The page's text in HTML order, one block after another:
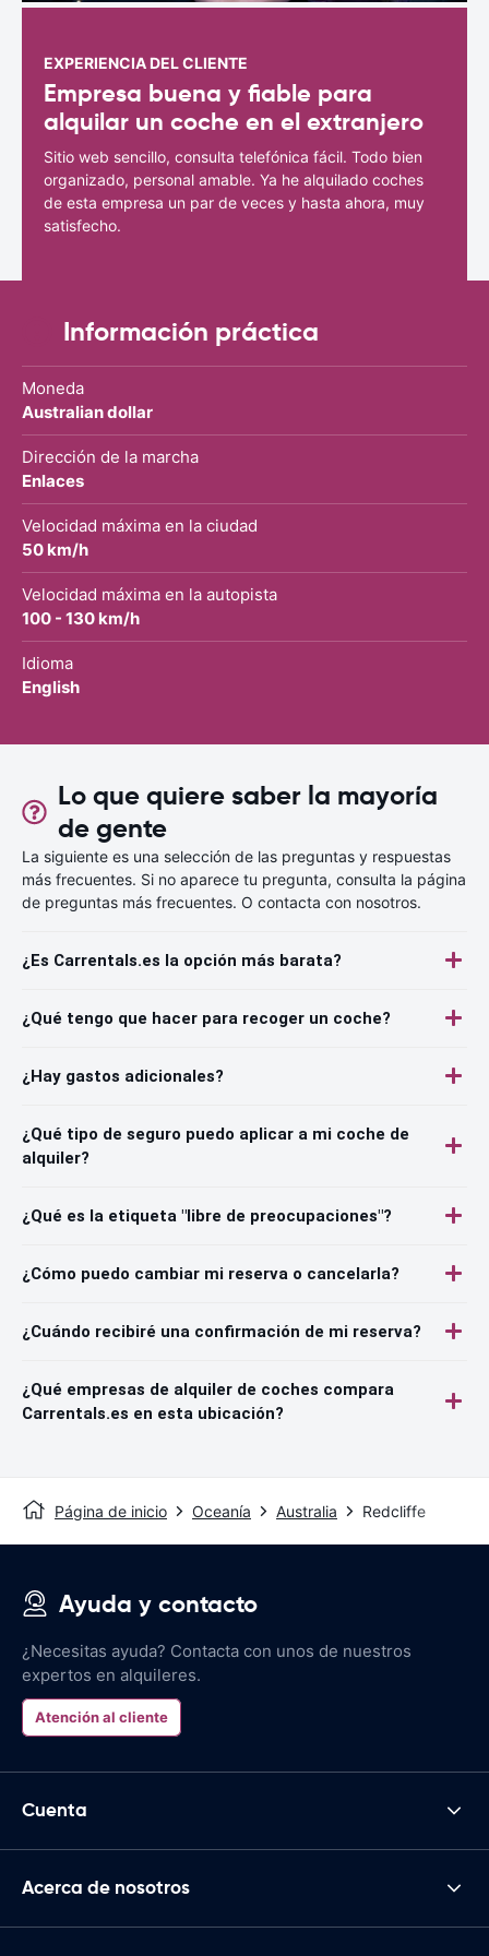
EXPERIENCIA DEL CLIENTE
Empresa buena y fiable para
alquilar un coche en el extranjero
Sitio web sencillo, consulta telefónica fácil. Todo bien
organizado, personal amable. Ya he alquilado coches
de esta empresa un par de veces y hasta ahora, muy
satisfecho.
Información práctica
Moneda
Australian dollar
Dirección de la marcha
Enlaces
Velocidad máxima en la ciudad
50 km/h
Velocidad máxima en la autopista
100 - 130 km/h
Idioma
English
Lo que quiere saber la mayoría
de gente
La siguiente es una selección de las preguntas y respuestas
más frecuentes. Si no aparece tu pregunta, consulta la página
de preguntas más frecuentes. O contacta con nosotros.
¿Es Carrentals.es la opción más barata?
¿Qué tengo que hacer para recoger un coche?
¿Hay gastos adicionales?
¿Qué tipo de seguro puedo aplicar a mi coche de
alquiler?
¿Qué es la etiqueta "libre de preocupaciones"?
¿Cómo puedo cambiar mi reserva o cancelarla?
¿Cuándo recibiré una confirmación de mi reserva?
¿Qué empresas de alquiler de coches compara
Carrentals.es en esta ubicación?
Página de inicio Oceanía Australia Redcliffe
Ayuda y contacto
¿Necesitas ayuda? Contacta con unos de nuestros
expertos en alquileres.
Atención al cliente
Cuenta
Acerca de nosotros